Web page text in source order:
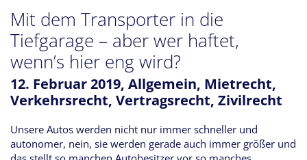
Mit dem Transporter in die
Tiefgarage – aber wer haftet,
wenn’s hier eng wird?
12. Februar 2019, Allgemein, Mietrecht,
Verkehrsrecht, Vertragsrecht, Zivilrecht
Unsere Autos werden nicht nur immer schneller und
autonomer, nein, sie werden gerade auch immer größer und